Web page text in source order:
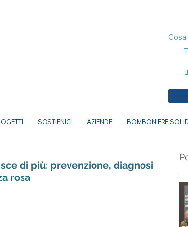
Cosa
di più: prevenzione, diagnosi
rosa
SOSTIENICI AZIENDE BOMBONIERE